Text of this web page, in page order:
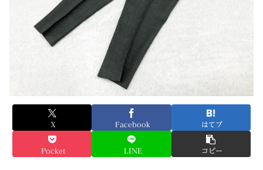
X Facebook はてブ
Pocket LINE コピー